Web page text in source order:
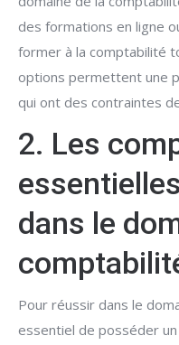
des formations en ligne
former à la comptabilité
options permettent une
qui ont des contraintes
2. Les
dans le
Pour réussir dans le
essentiel de posséder